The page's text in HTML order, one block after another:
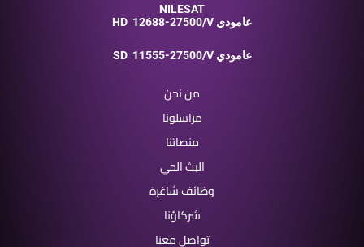
NILESAT
HD
12688-27500/V عامودي
SD 11555-27500/V عامودي
من نحن
مراسلونا
منصاتنا
البث الحي
وظائف شاغرة
شركاؤنا
تواصل معنا